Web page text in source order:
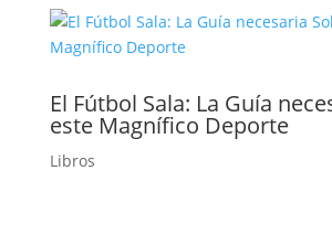
El Fútbol Sala: La Guía
este Magnífico Deporte
Libros